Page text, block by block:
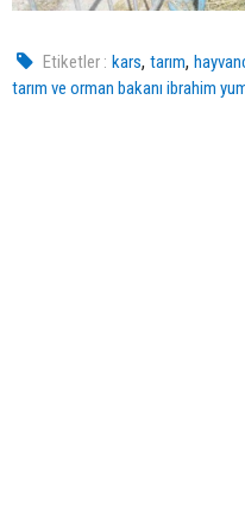
Etiketler : kars,tarım,
tarım ve orman bakanı ibrahim